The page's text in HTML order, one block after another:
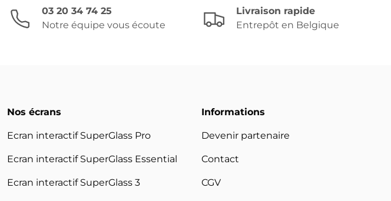
03 20 34 74 25
Notre équipe vous écoute
Livraison rapide
Entrepôt en Belgique
Nos écrans
Ecran interactif SuperGlass Pro
Ecran interactif SuperGlass Essential
Ecran interactif SuperGlass 3
Informations
Devenir partenaire
Contact
CGV